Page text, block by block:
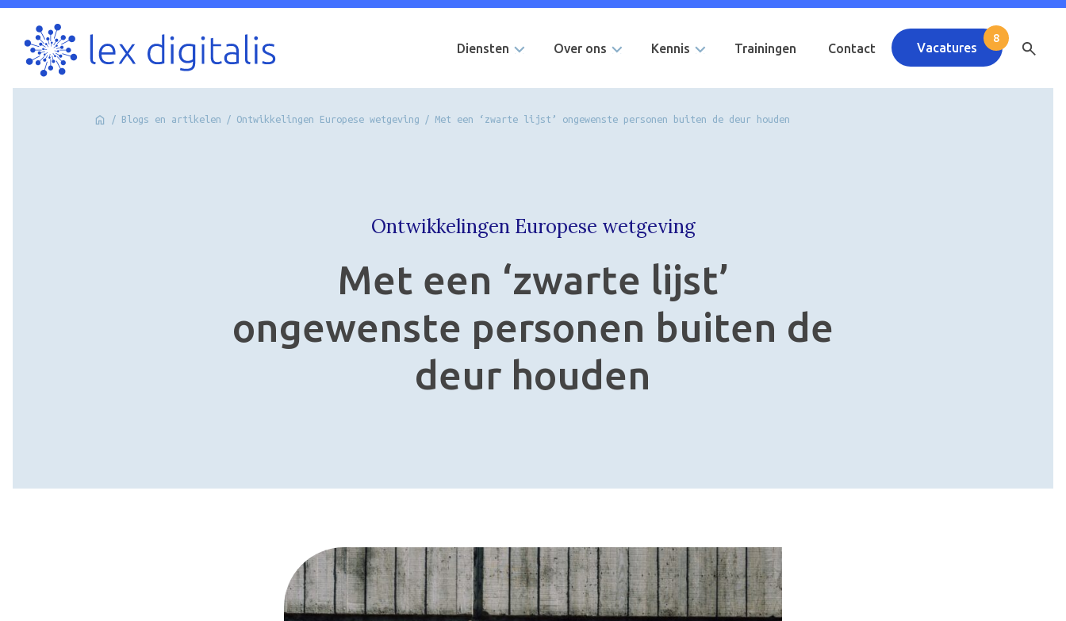
Diensten Over ons Kennis Trainingen Contact Vacatures
/ Blogs en artikelen / Ontwikkelingen Europese wetgeving / Met een ‘zwarte lijst’ ongewenste personen buiten de deur houden
Ontwikkelingen Europese wetgeving
Met een ‘zwarte lijst’
ongewenste personen buiten de
deur houden